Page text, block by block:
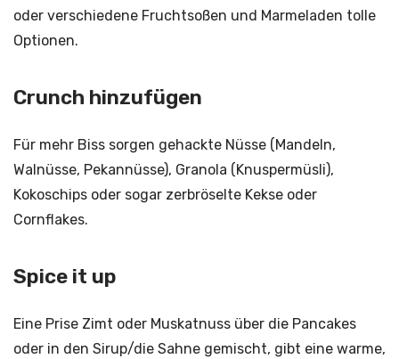
oder verschiedene Fruchtsoßen und Marmeladen tolle
Optionen.
Crunch hinzufügen
Für mehr Biss sorgen gehackte Nüsse (Mandeln,
Walnüsse, Pekannüsse), Granola (Knuspermüsli),
Kokoschips oder sogar zerbröselte Kekse oder
Cornflakes.
Spice it up
Eine Prise Zimt oder Muskatnuss über die Pancakes
oder in den Sirup/die Sahne gemischt, gibt eine warme,